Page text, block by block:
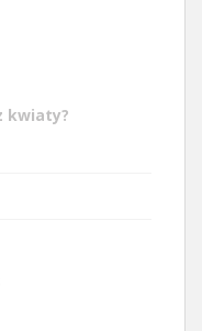
kwiaty?